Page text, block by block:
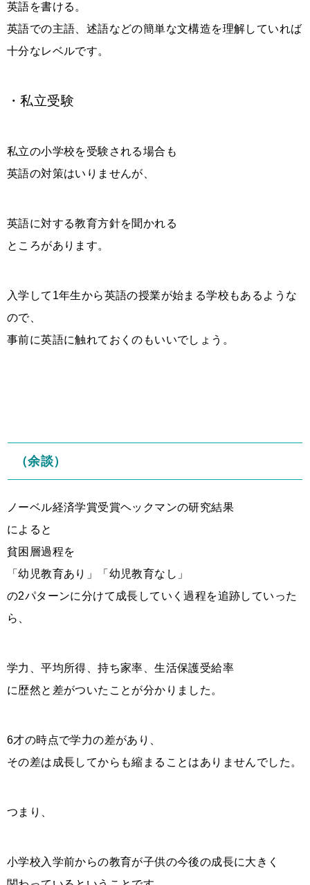
英語を書ける。
英語での主語、述語などの簡単な文構造を理解していれば
十分なレベルです。
・私立受験
私立の小学校を受験される場合も
英語の対策はいりませんが、
英語に対する教育方針を聞かれる
ところがあります。
入学して1年生から英語の授業が始まる学校もあるような
ので、
事前に英語に触れておくのもいいでしょう。
（余談）
ノーベル経済学賞受賞ヘックマンの研究結果
によると
貧困層過程を
「幼児教育あり」「幼児教育なし」
の2パターンに分けて成長していく過程を追跡していった
ら、
学力、平均所得、持ち家率、生活保護受給率
に歴然と差がついたことが分かりました。
6才の時点で学力の差があり、
その差は成長してからも縮まることはありませんでした。
つまり、
小学校入学前からの教育が子供の今後の成長に大きく